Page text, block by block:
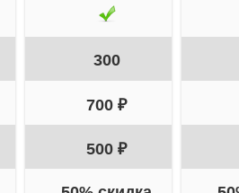
300
700 ₽
500 ₽